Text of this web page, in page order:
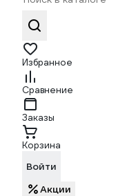
Избранное
Сравнение
Заказы
Корзина
Войти
Акции